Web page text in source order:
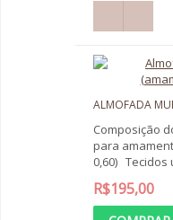
ALMOFADA
Composição
para
0,60) Tecidos
R$195,00